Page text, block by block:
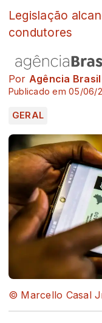
Legislação
condutores
Por Agência Brasil
Publicado em 05/06/
GERAL
© Marcello Casal